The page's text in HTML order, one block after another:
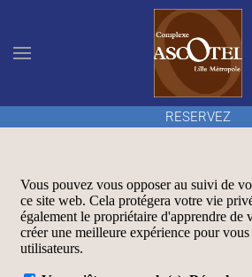
Accéder au contenu principal
RESERVEZ